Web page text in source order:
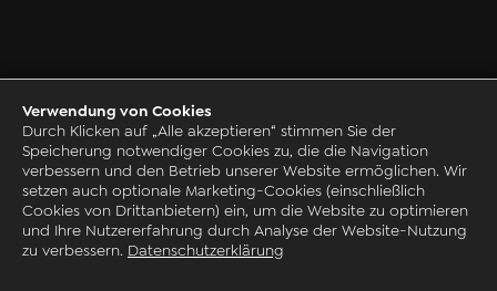
© 1993-2026 by CAQ AG Factory Systems
Grounding Page
Impressum
AGB
Datenschutz
Verwendung von Cookies
Durch Klicken auf „Alle akzeptieren“ stimmen Sie der
Speicherung notwendiger Cookies zu, die die Navigation
verbessern und den Betrieb unserer Website ermöglichen. Wir
setzen auch optionale Marketing-Cookies (einschließlich
Cookies von Drittanbietern) ein, um die Website zu optimieren
und Ihre Nutzererfahrung durch Analyse der Website-Nutzung
zu verbessern. Datenschutzerklärung